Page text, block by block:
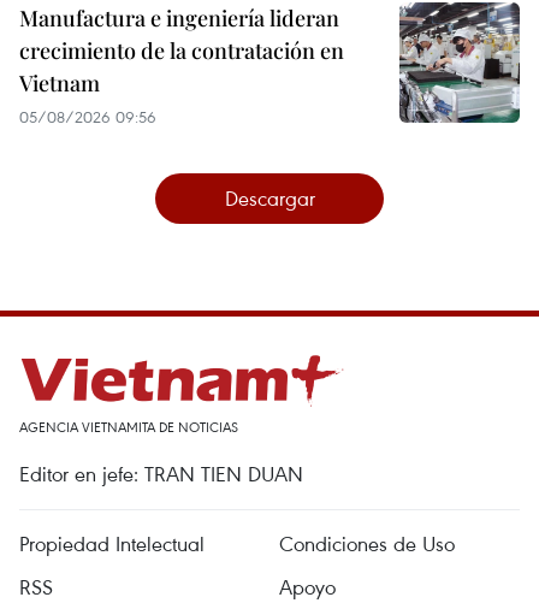
Manufactura e ingeniería lideran
crecimiento de la contratación en
Vietnam
05/08/2026 09:56
Descargar
AGENCIA VIETNAMITA DE NOTICIAS
Editor en jefe: TRAN TIEN DUAN
Propiedad Intelectual
Condiciones de Uso
RSS
Apoyo